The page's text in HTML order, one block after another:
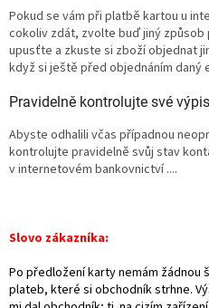
Pokud se vám při platbě kartou u
cokoliv zdát, zvolte buď jiný způsob
upusťte a zkuste si zboží objednat
když si ještě před objednáním daný
Pravidelně kontrolujte své
Abyste odhalili včas případnou
kontrolujte pravidelně svůj stav
v internetovém bankovnictví....
Slovo zákazníka:
Po předložení karty nemám
plateb, které si obchodník strhne.